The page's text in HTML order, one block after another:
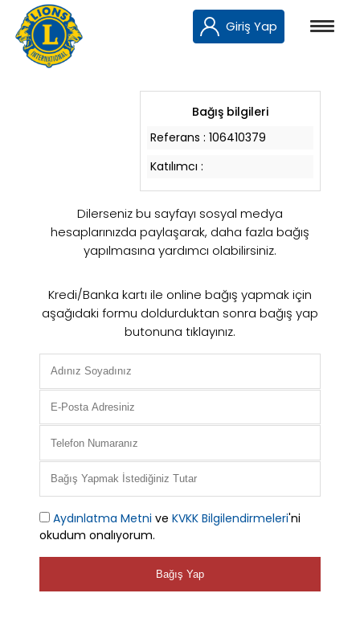
Giriş Yap
Bağış bilgileri
Referans : 106410379
Katılımcı :
Dilerseniz bu sayfayı sosyal medya
hesaplarınızda paylaşarak, daha fazla bağış
yapılmasına yardımcı olabilirsiniz.
Kredi/Banka kartı ile online bağış yapmak için
aşağıdaki formu doldurduktan sonra bağış yap
butonuna tıklayınız.
Aydınlatma Metni ve KVKK Bilgilendirmeleri'ni
okudum onalıyorum.